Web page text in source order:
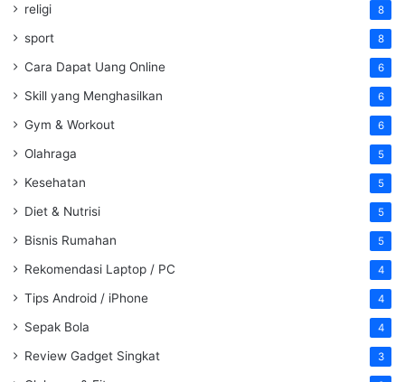
religi 8
sport 8
Cara Dapat Uang Online 6
Skill yang Menghasilkan 6
Gym & Workout 6
Olahraga 5
Kesehatan 5
Diet & Nutrisi 5
Bisnis Rumahan 5
Rekomendasi Laptop / PC 4
Tips Android / iPhone 4
Sepak Bola 4
Review Gadget Singkat 3